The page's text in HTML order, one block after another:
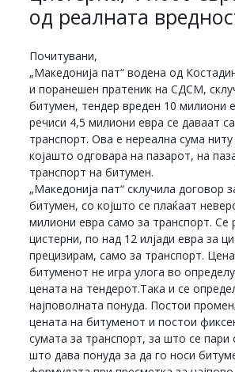
од реалната
Почитувани,
„Македонија пат“ водена од
и поранешен пратеник на СДСМ,
битумен, тендер вреден 10 милиони
речиси 4,5 милиони евра се даваат
транспорт. Ова е нереална сума ниту
којашто одговара на пазарот, на
транспорт на битумен.
„Македонија пат“ склучила договор
битумен, со којшто се плаќаат
милиони евра само за транспорт. Се
цистерни, по над 12 илјади евра за
прецизирам, само за транспорт.
битуменот не игра улога во
цената на тендерот.Така и се
најповолната понуда. Постои
цената на битуменот и постои
сумата за транспорт, за што се пари
што дава понуда за да го носи